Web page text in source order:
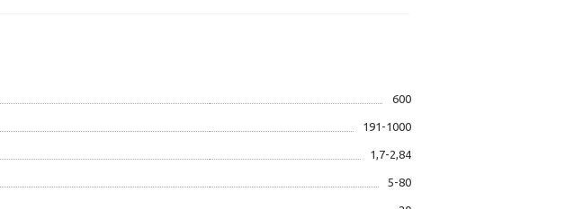
600
191-1000
1,7-2,84
5-80